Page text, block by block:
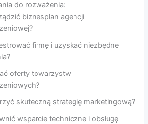
do rozważenia:
biznesplan agencji
firmę i uzyskać niezbędne
oferty towarzystw
skuteczną strategię marketingową?
wsparcie techniczne i obsługę